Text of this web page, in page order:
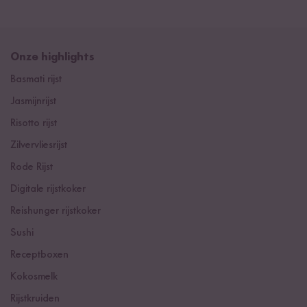
Onze highlights
Basmati rijst
Jasmijnrijst
Risotto rijst
Zilvervliesrijst
Rode Rijst
Digitale rijstkoker
Reishunger rijstkoker
Sushi
Receptboxen
Kokosmelk
Rijstkruiden